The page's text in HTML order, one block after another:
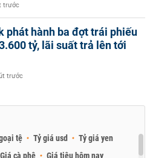
trước
phát hành ba đợt trái phiếu
tỷ, lãi suất trả lên tới
trước
tệ Tỷ giá usd
Tỷ giá yen
Giá cà phê Giá tiêu hôm nay